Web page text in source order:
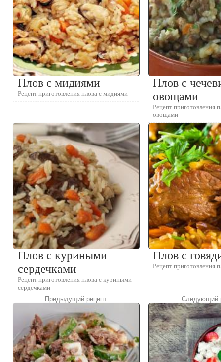
Плов с мидиями
Рецепт приготовления плова с мидиями
Плов с
овощами
Рецепт приготовления
овощами
Плов с куриными
сердечками
Рецепт приготовления плова с куриными
сердечками
Плов с
Рецепт приготовления
Предыдущий рецепт Следующий